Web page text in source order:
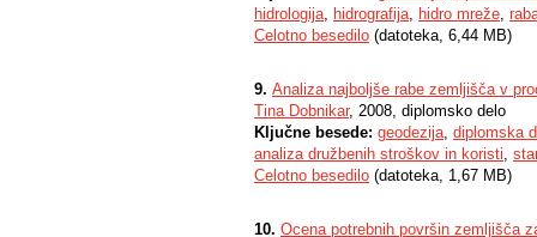
hidrologija, hidrografija, hidro mreže,
Celotno besedilo (datoteka, 6,44 MB)
9. Analiza najboljše rabe zemljišča v
Tina Dobnikar, 2008, diplomsko delo
Ključne besede: geodezija, diplomska
analiza družbenih stroškov in koristi,
Celotno besedilo (datoteka, 1,67 MB)
10. Ocena potrebnih površin zemljišča